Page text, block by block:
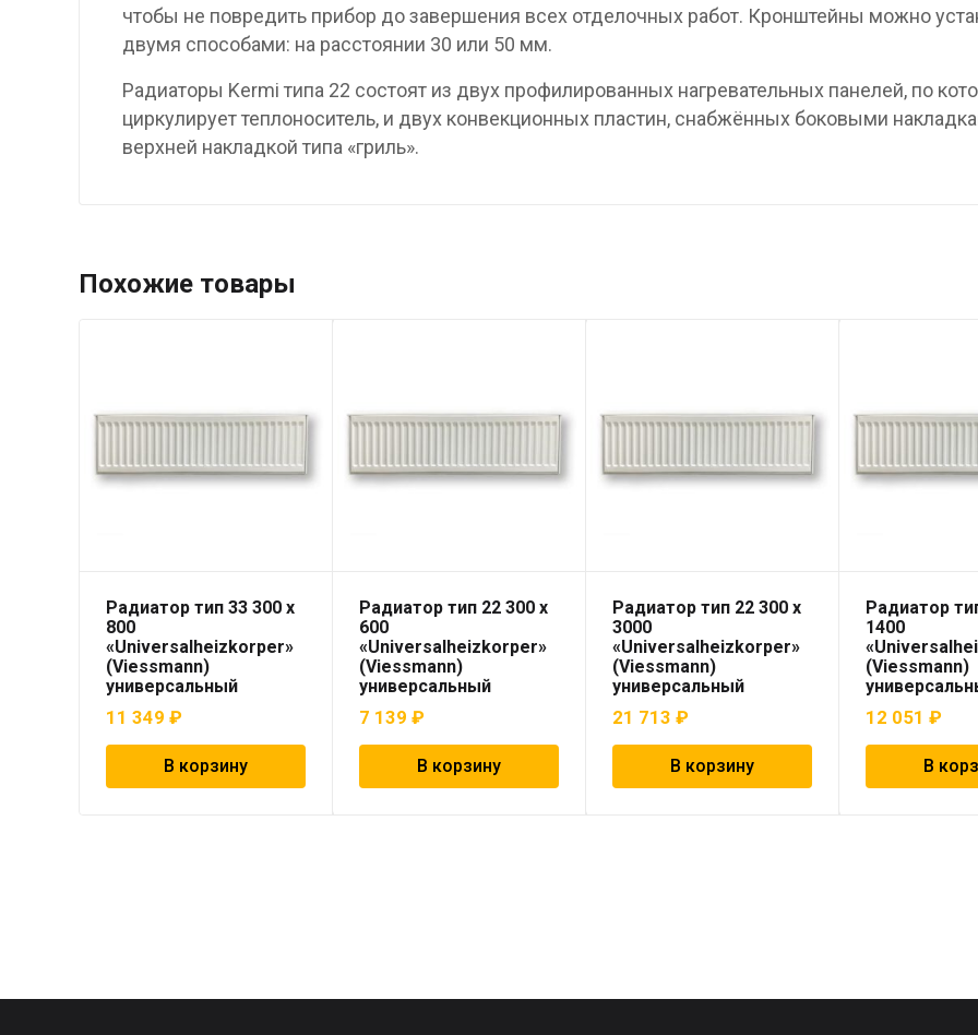
чтобы не повредить прибор до завершения всех отделочных работ. Кронштейны можно
двумя способами: на расстоянии 30 или 50 мм.
Радиаторы Kermi типа 22 состоят из двух профилированных нагревательных панелей, по
циркулирует теплоноситель, и двух конвекционных пластин, снабжённых боковыми
верхней накладкой типа «гриль».
Похожие товары
Радиатор тип 33 300 x
800
«Universalheizkorper»
(Viessmann)
универсальный
11 349 ₽
В корзину
Радиатор тип 22 300 х
600
«Universalheizkorper»
(Viessmann)
универсальный
7 139₽
В корзину
Радиатор тип 22 300 x
3000
«Universalheizkorper»
(Viessmann)
универсальный
21 713₽
В корзину
Радиатор
1400
(Viessmann)
12 051₽
В